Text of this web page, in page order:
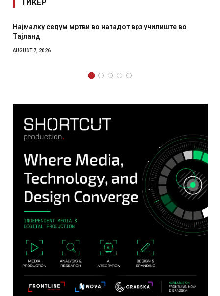
ТИКЕР
Најмалку седум мртви во нападот врз училиште во
Тајланд
AUGUST 7, 2026